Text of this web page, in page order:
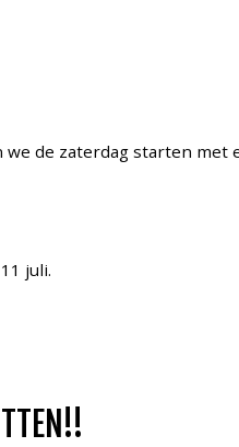
de zaterdag starten met
juli.